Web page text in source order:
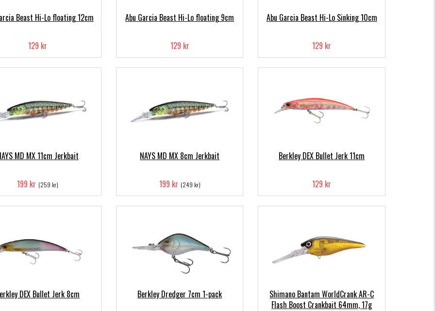
Beast Hi-Lo floating 12cm
129 kr
Abu Garcia Beast Hi-Lo floating 9cm
129 kr
Abu Garcia Beast Hi-Lo Sinking 10cm
129 kr
MD MX 11cm Jerkbait
199 kr (259 kr)
NAYS MD MX 8cm Jerkbait
199 kr (249 kr)
Berkley DEX Bullet Jerk 11cm
129 kr
DEX Bullet Jerk 8cm Berkley Dredger 7cm 1-pack
Shimano Bantam WorldCrank AR-C
Flash Boost Crankbait 64mm, 17g